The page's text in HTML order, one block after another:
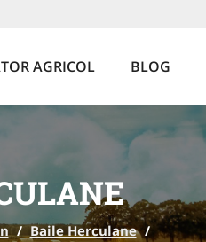
AGRICOL BLOG
/ Baile Herculane /